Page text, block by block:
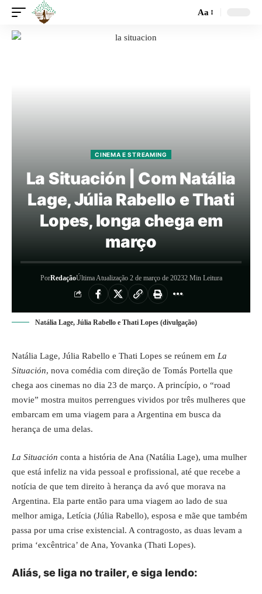
Aa
CINEMA E STREAMING
La Situación | Com Natália
Lage, Júlia Rabello e Thati
Lopes, longa chega em
março
PorRedaçãoÚltima Atualização 2 de março de 20232 Min Leitura
Natália Lage, Júlia Rabello e Thati Lopes (divulgação)
Natália Lage, Júlia Rabello e Thati Lopes se reúnem em La
Situación, nova comédia com direção de Tomás Portella que
chega aos cinemas no dia 23 de março. A princípio, o “road
movie” mostra muitos perrengues vividos por três mulheres que
embarcam em uma viagem para a Argentina em busca da
herança de uma delas.
La Situación conta a história de Ana (Natália Lage), uma mulher
que está infeliz na vida pessoal e profissional, até que recebe a
notícia de que tem direito à herança da avó que morava na
Argentina. Ela parte então para uma viagem ao lado de sua
melhor amiga, Letícia (Júlia Rabello), esposa e mãe que também
passa por uma crise existencial. A contragosto, as duas levam a
prima ‘excêntrica’ de Ana, Yovanka (Thati Lopes).
Aliás, se liga no trailer, e siga lendo: